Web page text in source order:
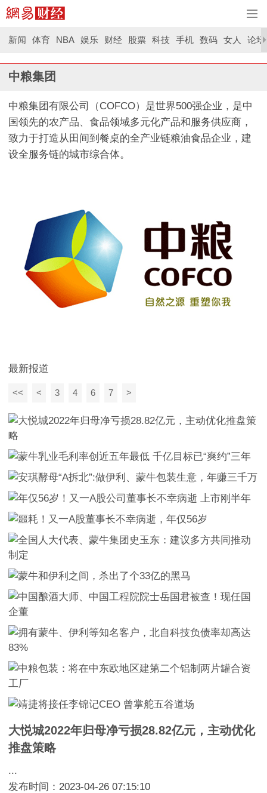
新闻 体育 NBA 娱乐 财经 股票 科技 手机 数码 女人 论坛
中粮集团
中粮集团有限公司（COFCO）是世界500强企业，是中
国领先的农产品、食品领域多元化产品和服务供应商，
致力于打造从田间到餐桌的全产业链粮油食品企业，建
设全服务链的城市综合体。
最新报道
<< < 3 4 6 7 >
大悦城2022年归母净亏损28.82亿元，主动优化
推盘策略
...
发布时间：2023-04-26 07:15:10